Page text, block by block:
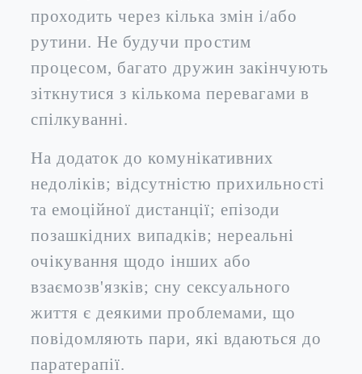
проходить через кілька змін і/або
рутини. Не будучи простим
процесом, багато дружин закінчують
зіткнутися з кількома перевагами в
спілкуванні.
На додаток до комунікативних
недоліків; відсутністю прихильності
та емоційної дистанції; епізоди
позашкідних випадків; нереальні
очікування щодо інших або
взаємозв'язків; сну сексуального
життя є деякими проблемами, що
повідомляють пари, які вдаються до
паратерапії.